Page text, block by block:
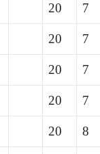
20 7
20 7
20 7
20 7
20 8